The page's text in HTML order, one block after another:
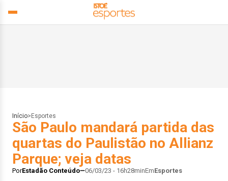
Início> Esportes
São Paulo mandará partida das
quartas do Paulistão no Allianz
Parque; veja datas
PorEstadão Conteúdo 06/03/23 - 16h28minEmEsportes